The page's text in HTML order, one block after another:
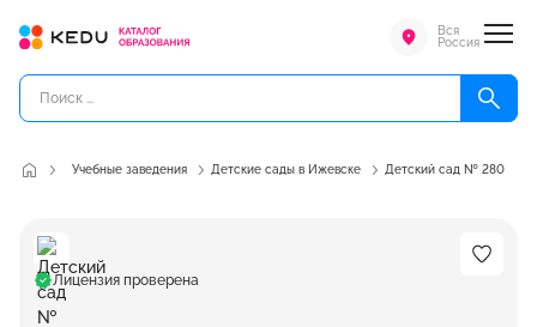
Вся
Россия
Учебные заведения Детские сады в Ижевске Детский сад № 280
Лицензия проверена